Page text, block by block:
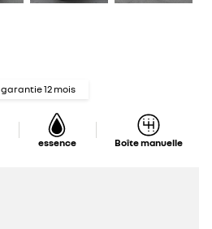
garantie12 mois
essence Boîte manuelle